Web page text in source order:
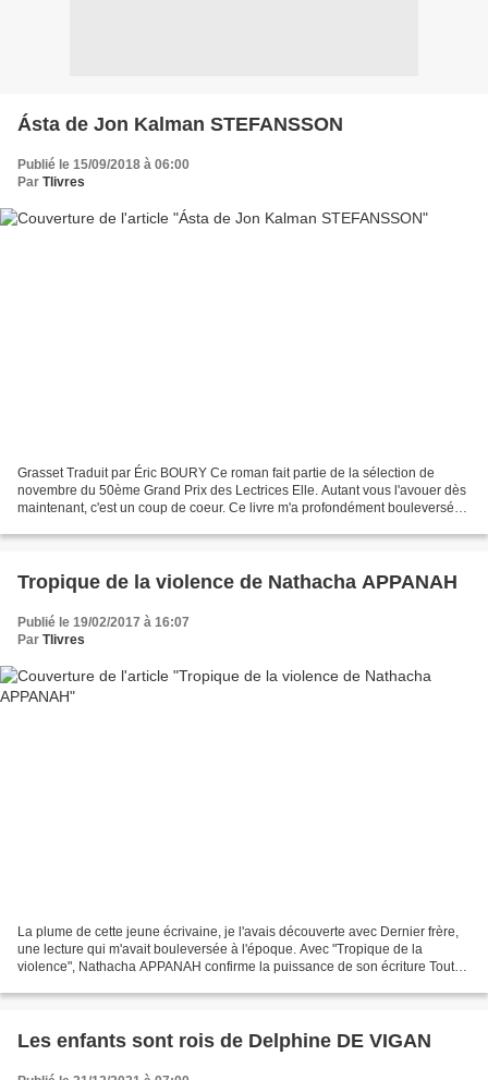
Ásta de Jon Kalman STEFANSSON
Publié le 15/09/2018 à 06:00
Par Tlivres
Grasset Traduit par Éric BOURY Ce roman fait partie de la sélection de
novembre du 50ème Grand Prix des Lectrices Elle. Autant vous l'avouer dès
maintenant, c'est un coup de coeur. Ce livre m'a profondément bouleversée.
Tropique de la violence de Nathacha APPANAH
Publié le 19/02/2017 à 16:07
Par Tlivres
La plume de cette jeune écrivaine, je l'avais découverte avec Dernier frère,
une lecture qui m'avait bouleversée à l'époque. Avec "Tropique de la
violence", Nathacha APPANAH confirme la puissance de son écriture Tout
Les enfants sont rois de Delphine DE VIGAN